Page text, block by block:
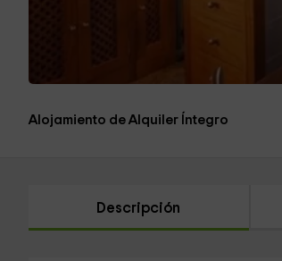
Alojamiento de Alquiler Íntegro
Descripción